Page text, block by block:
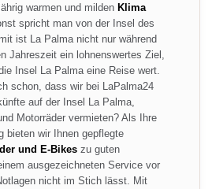
warmen und milden Klima
spricht man von der Insel des
ist La Palma nicht nur während
Jahreszeit ein lohnenswertes Ziel,
Insel La Palma eine Reise wert.
schon, dass wir bei LaPalma24
auf der Insel La Palma,
Motorräder vermieten? Als Ihre
bieten wir Ihnen gepflegte
und E-Bikes zu guten
ausgezeichneten Service vor
nicht im Stich lässt. Mit